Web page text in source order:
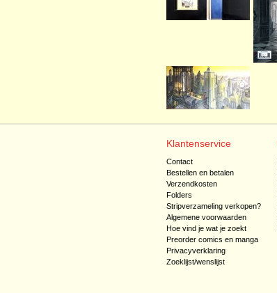
Klantenservice
Contact
Bestellen en betalen
Verzendkosten
Folders
Stripverzameling verkopen?
Algemene voorwaarden
Hoe vind je wat je zoekt
Preorder comics en manga
Privacyverklaring
Zoeklijst/wenslijst